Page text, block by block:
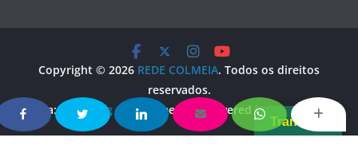
Copyright © 2026 REDE COLMEIA. Todos os direitos
reservados.
Tema:ColorMagpor ThemeGrill. Powered by WordPress
Translate